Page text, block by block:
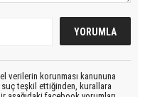
verilerin korunması kanununa
suç teşkil ettiğinden, kurallara